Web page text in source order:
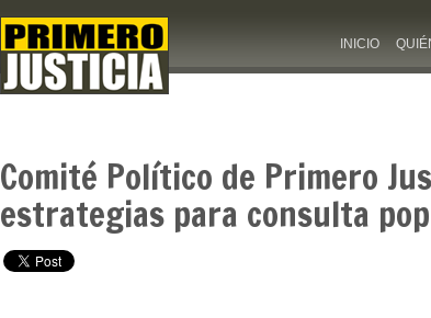
INICIO
Comité Político de Primero
estrategias para consulta